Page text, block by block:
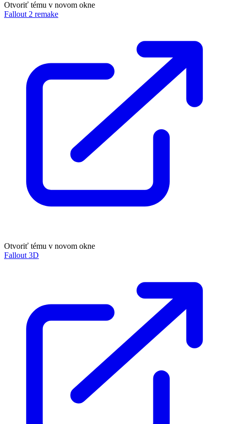
Otvoriť tému v novom okne
Fallout 2 remake
Otvoriť tému v novom okne
Fallout 3D